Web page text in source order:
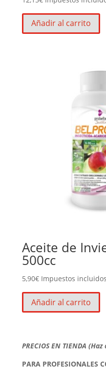
Añadir al carrito
Aceite de
500cc
5,90€ Impuestos incluidos
Añadir al carrito
PRECIOS EN TIENDA
PARA PROFESIONALES